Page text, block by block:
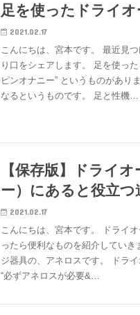
足を使ったドライ
2021.02.17
こんにちは、宮本です。 最近見
り口をシェアします。 足を使っ
ピンオナニー” というものがあり
なるというものです。 足と性機…
【保存版】ドライ
ー）にあると役立つ
2021.02.17
こんにちは、宮本です。 ドライ
ったら便利なものを紹介してい
ジ器具の、アネロスです。 ドラ
“必ずアネロスが必要&…